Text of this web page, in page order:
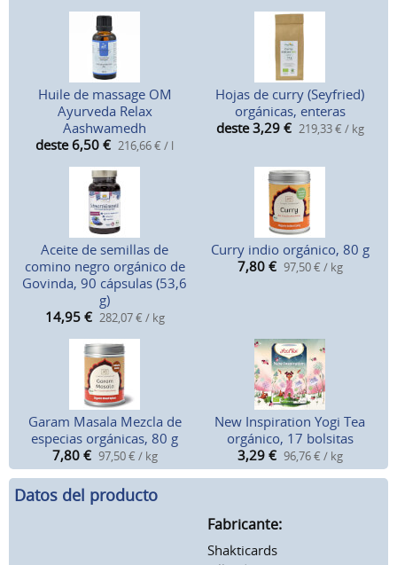
Huile de massage OM
Ayurveda Relax
Aashwamedh
deste 6,50 € 216,66 € / l
Hojas de curry (Seyfried)
orgánicas, enteras
deste 3,29 € 219,33 € / kg
Aceite de semillas de
comino negro orgánico de
Govinda, 90 cápsulas (53,6
g)
14,95 € 282,07 € / kg
Curry indio orgánico, 80 g
7,80 € 97,50 € / kg
Garam Masala Mezcla de
especias orgánicas, 80 g
7,80 € 97,50 € / kg
New Inspiration Yogi Tea
orgánico, 17 bolsitas
3,29 € 96,76 € / kg
Datos del producto
Fabricante:
Shakticards